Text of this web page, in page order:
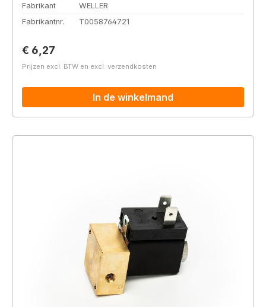
Fabrikant
WELLER
Fabrikantnr.
T0058764721
Normale prijs:
€ 6,27
Prijzen excl. BTW en excl. verzendkosten
In de winkelmand